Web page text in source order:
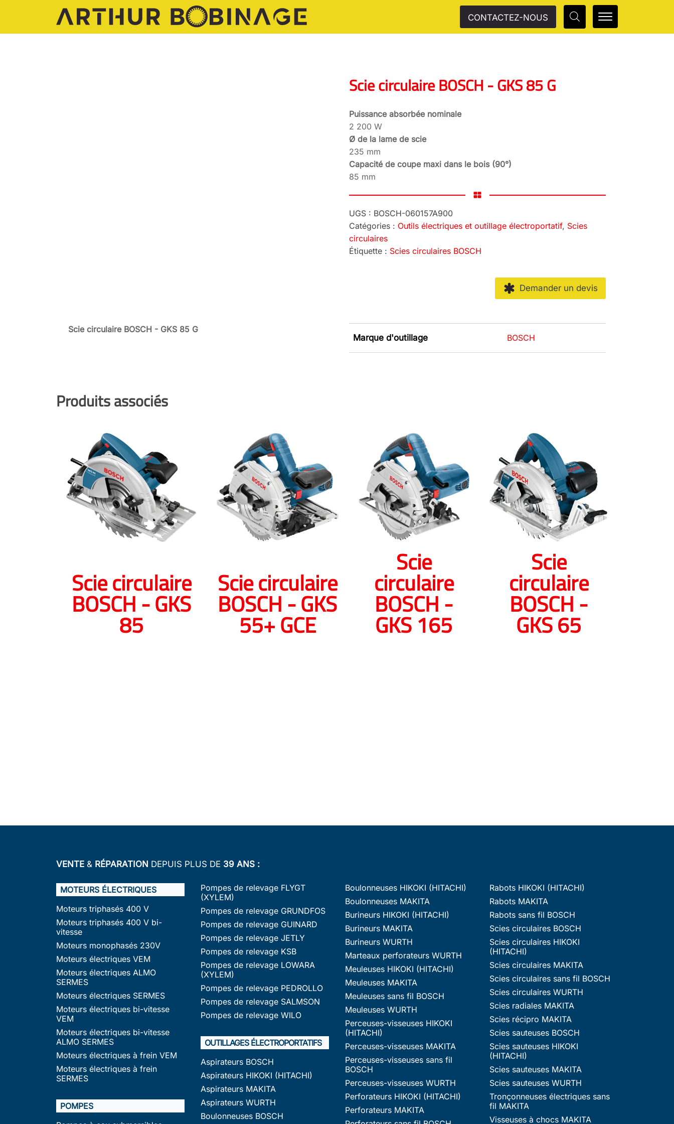
CONTACTEZ-NOUS
Scie circulaire BOSCH - GKS 85 G
Puissance absorbée nominale
2 200 W
Ø de la lame de scie
235 mm
Capacité de coupe maxi dans le bois (90°)
85 mm
UGS : BOSCH-060157A900
Catégories : Outils électriques et outillage électroportatif, Scies
circulaires
Étiquette : Scies circulaires BOSCH
Demander un devis
Scie circulaire BOSCH - GKS 85 G
Marque d'outillage
BOSCH
Produits associés
Scie circulaire
BOSCH - GKS
85
Scie circulaire
BOSCH - GKS
55+ GCE
Scie
circulaire
BOSCH -
GKS 165
Scie
circulaire
BOSCH -
GKS 65
VENTE & RÉPARATION DEPUIS PLUS DE 39 ANS :
MOTEURS ÉLECTRIQUES
Moteurs triphasés 400 V
Moteurs triphasés 400 V bi-
vitesse
Moteurs monophasés 230V
Moteurs électriques VEM
Moteurs électriques ALMO
SERMES
Moteurs électriques SERMES
Moteurs électriques bi-vitesse
VEM
Moteurs électriques bi-vitesse
ALMO SERMES
Moteurs électriques à frein VEM
Moteurs électriques à frein
SERMES
POMPES
Pompes de relevage FLYGT
(XYLEM)
Pompes de relevage GRUNDFOS
Pompes de relevage GUINARD
Pompes de relevage JETLY
Pompes de relevage KSB
Pompes de relevage LOWARA
(XYLEM)
Pompes de relevage PEDROLLO
Pompes de relevage SALMSON
Pompes de relevage WILO
OUTILLAGES ÉLECTROPORTATIFS
Aspirateurs BOSCH
Aspirateurs HIKOKI (HITACHI)
Aspirateurs MAKITA
Aspirateurs WURTH
Boulonneuses BOSCH
Boulonneuses HIKOKI (HITACHI)
Boulonneuses MAKITA
Burineurs HIKOKI (HITACHI)
Burineurs MAKITA
Burineurs WURTH
Marteaux perforateurs WURTH
Meuleuses HIKOKI (HITACHI)
Meuleuses MAKITA
Meuleuses sans fil BOSCH
Meuleuses WURTH
Perceuses-visseuses HIKOKI
(HITACHI)
Perceuses-visseuses MAKITA
Perceuses-visseuses sans fil
BOSCH
Perceuses-visseuses WURTH
Perforateurs HIKOKI (HITACHI)
Perforateurs MAKITA
Rabots HIKOKI (HITACHI)
Rabots MAKITA
Rabots sans fil BOSCH
Scies circulaires BOSCH
Scies circulaires HIKOKI
(HITACHI)
Scies circulaires MAKITA
Scies circulaires sans fil BOSCH
Scies circulaires WURTH
Scies radiales MAKITA
Scies récipro MAKITA
Scies sauteuses BOSCH
Scies sauteuses HIKOKI
(HITACHI)
Scies sauteuses MAKITA
Scies sauteuses WURTH
Tronçonneuses électriques sans
fil MAKITA
Visseuses à chocs MAKITA